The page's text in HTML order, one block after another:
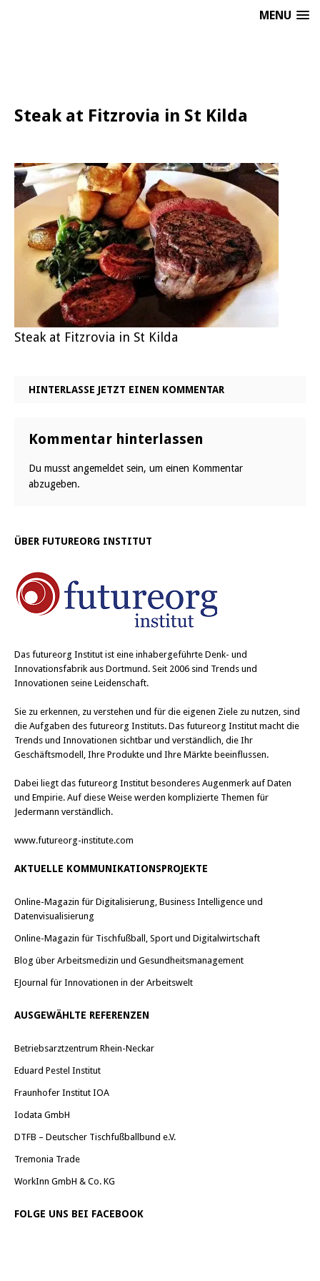
MENU
Steak at Fitzrovia in St Kilda
Steak at Fitzrovia in St Kilda
HINTERLASSE JETZT EINEN KOMMENTAR
Kommentar hinterlassen
Du musst angemeldet sein, um einen Kommentar
abzugeben.
ÜBER FUTUREORG INSTITUT
Das futureorg Institut ist eine inhabergeführte Denk- und
Innovationsfabrik aus Dortmund. Seit 2006 sind Trends und
Innovationen seine Leidenschaft.
Sie zu erkennen, zu verstehen und für die eigenen Ziele zu nutzen, sind
die Aufgaben des futureorg Instituts. Das futureorg Institut macht die
Trends und Innovationen sichtbar und verständlich, die Ihr
Geschäftsmodell, Ihre Produkte und Ihre Märkte beeinflussen.
Dabei liegt das futureorg Institut besonderes Augenmerk auf Daten
und Empirie. Auf diese Weise werden komplizierte Themen für
Jedermann verständlich.
www.futureorg-institute.com
AKTUELLE KOMMUNIKATIONSPROJEKTE
Online-Magazin für Digitalisierung, Business Intelligence und
Datenvisualisierung
Online-Magazin für Tischfußball, Sport und Digitalwirtschaft
Blog über Arbeitsmedizin und Gesundheitsmanagement
EJournal für Innovationen in der Arbeitswelt
AUSGEWÄHLTE REFERENZEN
Betriebsarztzentrum Rhein-Neckar
Eduard Pestel Institut
Fraunhofer Institut IOA
Iodata GmbH
DTFB – Deutscher Tischfußballbund e.V.
Tremonia Trade
WorkInn GmbH & Co. KG
FOLGE UNS BEI FACEBOOK